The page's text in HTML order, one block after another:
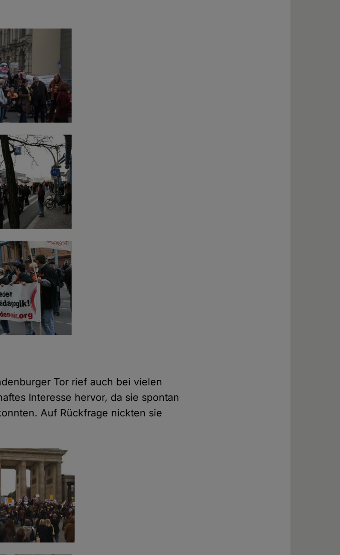
Tor rief auch bei vielen
Interesse hervor, da sie spontan
Auf Rückfrage nickten sie